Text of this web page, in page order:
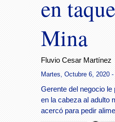
en
Mina
Fluvio Cesar Martínez
Martes, Octubre 6, 2020 -
Gerente del negocio le
en la cabeza al adulto
acercó para pedir